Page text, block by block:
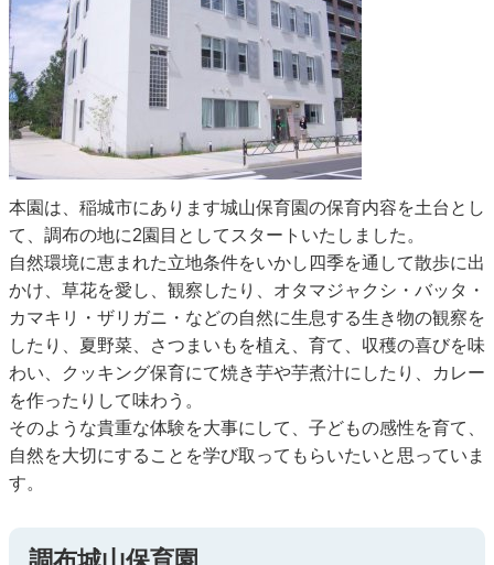
本園は、稲城市にあります城山保育園の保育内容を土台とし
て、調布の地に2園目としてスタートいたしました。
自然環境に恵まれた立地条件をいかし四季を通して散歩に出
かけ、草花を愛し、観察したり、オタマジャクシ・バッタ・
カマキリ・ザリガニ・などの自然に生息する生き物の観察を
したり、夏野菜、さつまいもを植え、育て、収穫の喜びを味
わい、クッキング保育にて焼き芋や芋煮汁にしたり、カレー
を作ったりして味わう。
そのような貴重な体験を大事にして、子どもの感性を育て、
自然を大切にすることを学び取ってもらいたいと思っていま
す。